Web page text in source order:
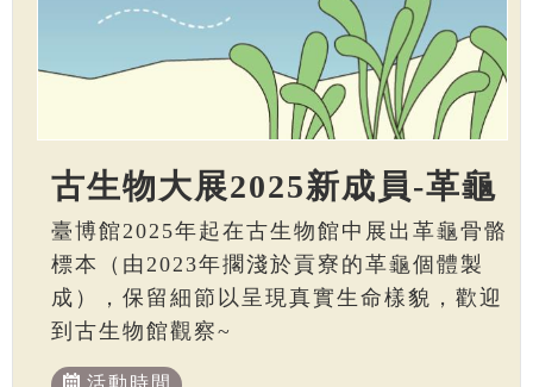
古生物大展2025新成員-革龜
臺博館2025年起在古生物館中展出革龜骨骼
標本（由2023年擱淺於貢寮的革龜個體製
成），保留細節以呈現真實生命樣貌，歡迎
到古生物館觀察~